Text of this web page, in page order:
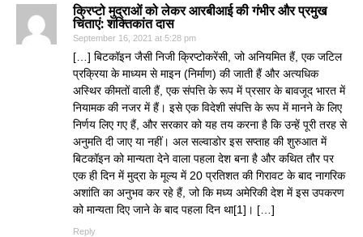
क्रिप्टो मुद्राओं को लेकर आरबीआई की गंभीर और प्रमुख
चिंताएं: शक्तिकांत दास
September 16, 2021 at 5:28 pm
[…] बिटकॉइन जैसी निजी क्रिप्टोकरेंसी, जो अनियमित हैं, एक जटिल
प्रक्रिया के माध्यम से माइन (निर्माण) की जाती हैं और अत्यधिक
अस्थिर कीमतों वाली हैं, एक संपत्ति के रूप में प्रसार के बावजूद भारत में
नियामक की नजर में हैं। इसे एक विदेशी संपत्ति के रूप में मानने के लिए
निर्णय लिए गए हैं, और सरकार को यह तय करना है कि उन्हें पूरी तरह से
अनुमति दी जाए या नहीं। अल सल्वाडोर इस सप्ताह की शुरुआत में
बिटकॉइन को मान्यता देने वाला पहला देश बना है और कथित तौर पर
एक ही दिन में मुद्रा के मूल्य में 20 प्रतिशत की गिरावट के बाद नागरिक
अशांति का अनुभव कर रहे हैं, जो कि मध्य अमेरिकी देश में इस उपकरण
को मान्यता दिए जाने के बाद पहला दिन था[1]। […]
Reply